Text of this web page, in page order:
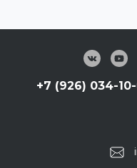
+7 (926) 034-